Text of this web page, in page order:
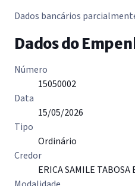
Dados bancários
Dados do
Número
15050002
Data
15/05/2026
Tipo
Ordinário
Credor
ERICA SAMILE TABOSA